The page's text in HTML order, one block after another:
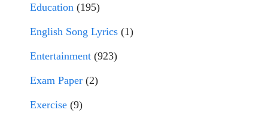
Education (195)
English Song Lyrics (1)
Entertainment (923)
Exam Paper (2)
Exercise (9)